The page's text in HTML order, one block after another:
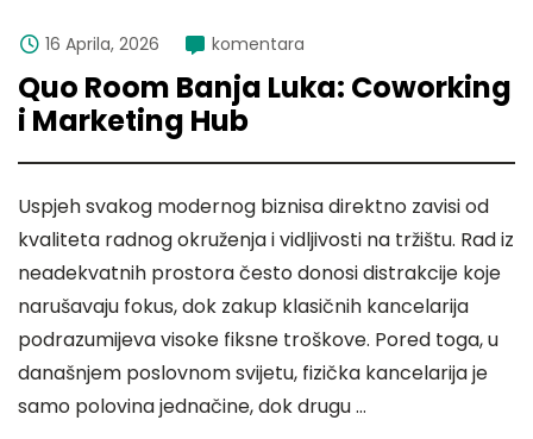
16 Aprila, 2026 komentara
Quo Room Banja Luka: Coworking
i Marketing Hub
Uspjeh svakog modernog biznisa direktno zavisi od
kvaliteta radnog okruženja i vidljivosti na tržištu. Rad iz
neadekvatnih prostora često donosi distrakcije koje
narušavaju fokus, dok zakup klasičnih kancelarija
podrazumijeva visoke fiksne troškove. Pored toga, u
današnjem poslovnom svijetu, fizička kancelarija je
samo polovina jednačine, dok drugu …